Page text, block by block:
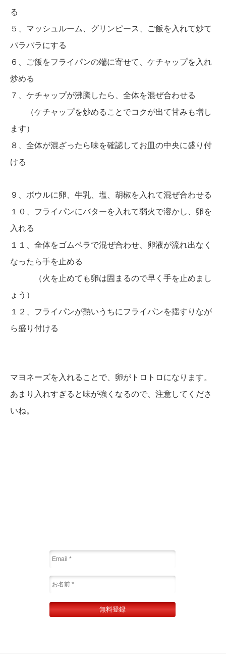
る
５、マッシュルーム、グリンピース、ご飯を入れて炒て
パラパラにする
６、ご飯をフライパンの端に寄せて、ケチャップを入れ
炒める
７、ケチャップが沸騰したら、全体を混ぜ合わせる
（ケチャップを炒めることでコクが出て甘みも増し
ます）
８、全体が混ざったら味を確認してお皿の中央に盛り付
ける
９、ボウルに卵、牛乳、塩、胡椒を入れて混ぜ合わせる
１０、フライパンにバターを入れて弱火で溶かし、卵を
入れる
１１、全体をゴムベラで混ぜ合わせ、卵液が流れ出なく
なったら手を止める
（火を止めても卵は固まるので早く手を止めまし
ょう）
１２、フライパンが熱いうちにフライパンを揺すりなが
ら盛り付ける
マヨネーズを入れることで、卵がトロトロになります。
あまり入れすぎると味が強くなるので、注意してくださ
いね。